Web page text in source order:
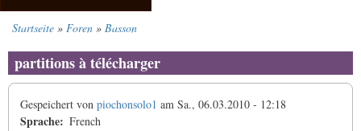
Startseite Foren Basson
partitions à télécharger
Gespeichert von piochonsolo1 am Sa., 06.03.2010 - 12:18
Sprache
French